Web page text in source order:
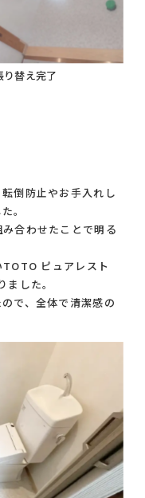
り替え完了
倒防止やお手入れし
。
合わせたことで明る
ピュアレスト
した。
で、全体で清潔感の